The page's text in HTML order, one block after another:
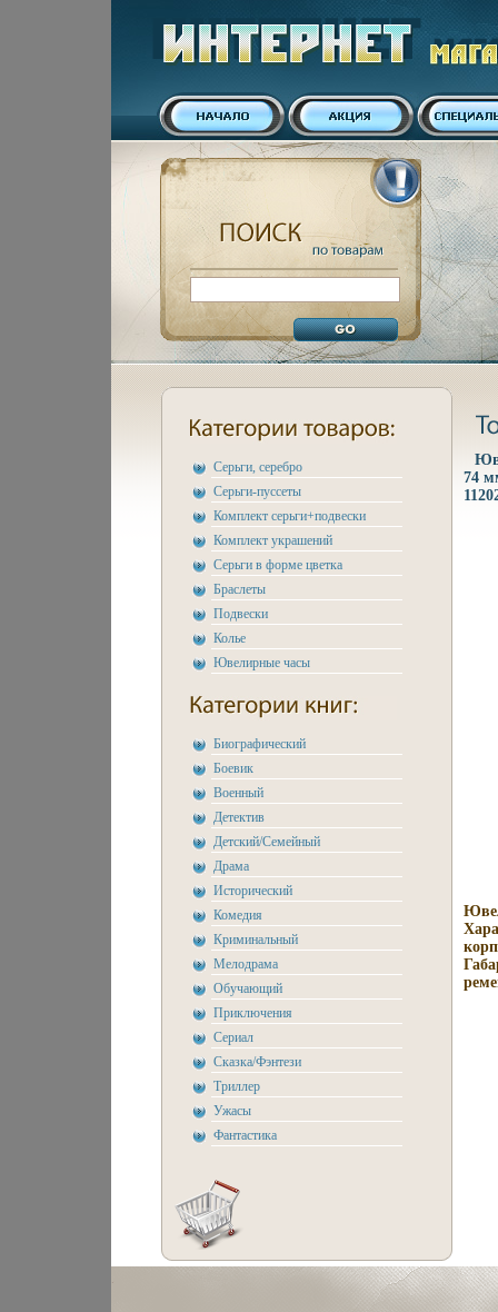
Серьги, серебро
Серьги-пуссеты
Комплект серьги+подвески
Комплект украшений
Серьги в форме цветка
Браслеты
Подвески
Колье
Ювелирные часы
Биографический
Боевик
Военный
Детектив
Детский/Семейный
Драма
Исторический
Комедия
Криминальный
Мелодрама
Обучающий
Приключения
Сериал
Сказка/Фэнтези
Триллер
Ужасы
Фантастика
74